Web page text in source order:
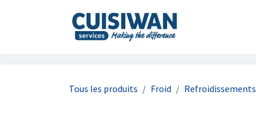
Tous les produits Froid Refroidissements